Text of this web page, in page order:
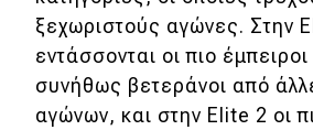
ξεχωριστούς αγώνες. Στην
εντάσσονται οι πιο
συνήθως βετεράνοι από
αγώνων, και στην Elite 2 οι